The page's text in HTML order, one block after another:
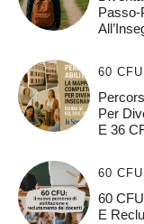
Passo-
60 CFU
Per
E 36
60 CFU
60
E